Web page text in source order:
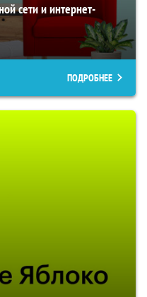
сети и интернет-
ПОДРОБНЕЕ